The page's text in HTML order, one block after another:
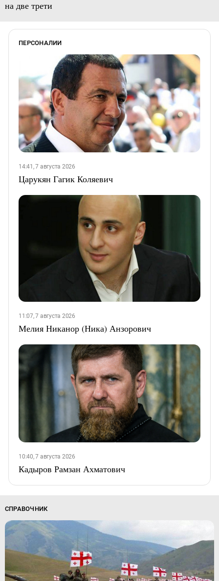
на две трети
ПЕРСОНАЛИИ
14:41, 7 августа 2026
Царукян Гагик Коляевич
11:07, 7 августа 2026
Мелия Никанор (Ника) Анзорович
10:40, 7 августа 2026
Кадыров Рамзан Ахматович
СПРАВОЧНИК